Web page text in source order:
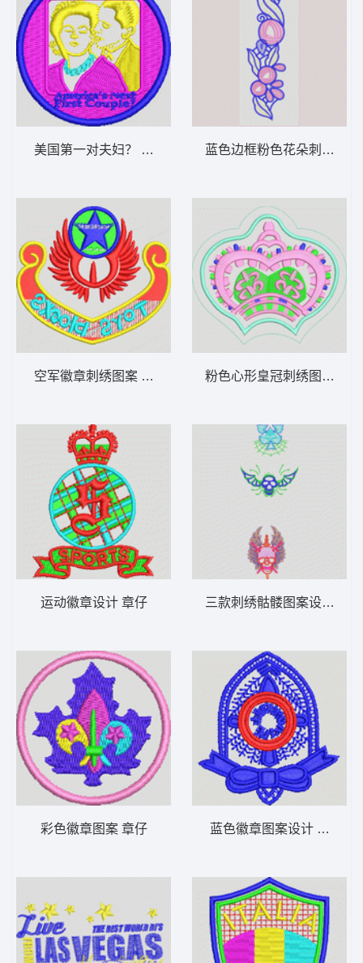
美国第一对夫妇？ 奥巴马
空军徽章刺绣图案 章仔
运动徽章设计 章仔
彩色徽章图案 章仔
蓝色边框粉色花朵刺绣图案
粉色心形皇冠刺绣图案 皇
三款刺绣骷髅图案设计 骷髅
蓝色徽章图案设计 章仔